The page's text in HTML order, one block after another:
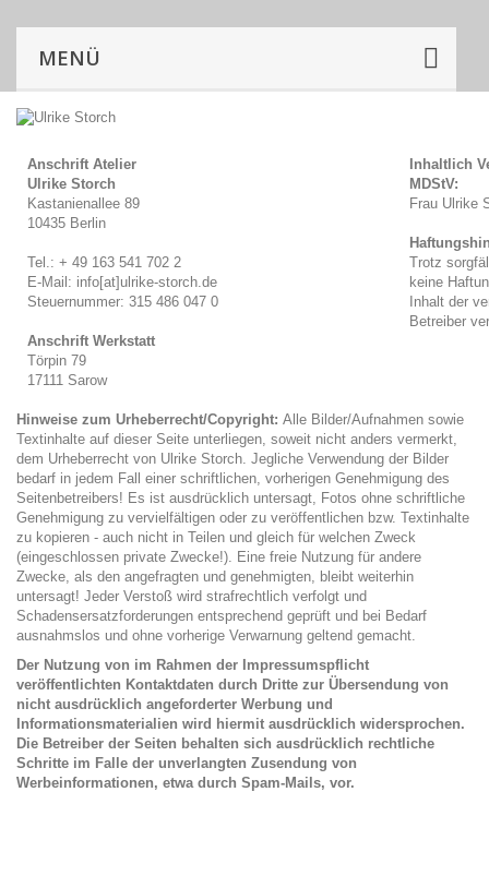
MENÜ
Anschrift Atelier
Ulrike Storch
Kastanienallee 89
10435 Berlin
Tel.: + 49 163 541 702 2
E-Mail: info[at]ulrike-storch.de
Steuernummer: 315 486 047 0
Anschrift Werkstatt
Törpin 79
17111 Sarow
Inhaltlich
MDStV:
Frau Ulrike
Trotz
keine
Inhalt der
Betreiber
Hinweise zum Urheberrecht/Copyright: Alle Bilder/Aufnahmen sowie
Textinhalte auf dieser Seite unterliegen, soweit nicht anders vermerkt,
dem Urheberrecht von Ulrike Storch. Jegliche Verwendung der Bilder
bedarf in jedem Fall einer schriftlichen, vorherigen Genehmigung des
Seitenbetreibers! Es ist ausdrücklich untersagt, Fotos ohne schriftliche
Genehmigung zu vervielfältigen oder zu veröffentlichen bzw. Textinhalte
zu kopieren - auch nicht in Teilen und gleich für welchen Zweck
(eingeschlossen private Zwecke!). Eine freie Nutzung für andere
Zwecke, als den angefragten und genehmigten, bleibt weiterhin
untersagt! Jeder Verstoß wird strafrechtlich verfolgt und
Schadensersatzforderungen entsprechend geprüft und bei Bedarf
ausnahmslos und ohne vorherige Verwarnung geltend gemacht.
Der Nutzung von im Rahmen der Impressumspflicht
veröffentlichten Kontaktdaten durch Dritte zur Übersendung von
nicht ausdrücklich angeforderter Werbung und
Informationsmaterialien wird hiermit ausdrücklich widersprochen.
Die Betreiber der Seiten behalten sich ausdrücklich rechtliche
Schritte im Falle der unverlangten Zusendung von
Werbeinformationen, etwa durch Spam-Mails, vor.